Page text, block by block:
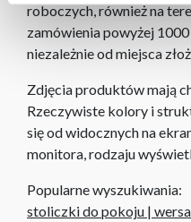
roboczych, również na
zamówienia powyżej
niezależnie od miejsca
Zdjęcia produktów mają
Rzeczywiste kolory i
się od widocznych na
monitora, rodzaju
Popularne wyszukiwania:
stoliczki do pokoju |